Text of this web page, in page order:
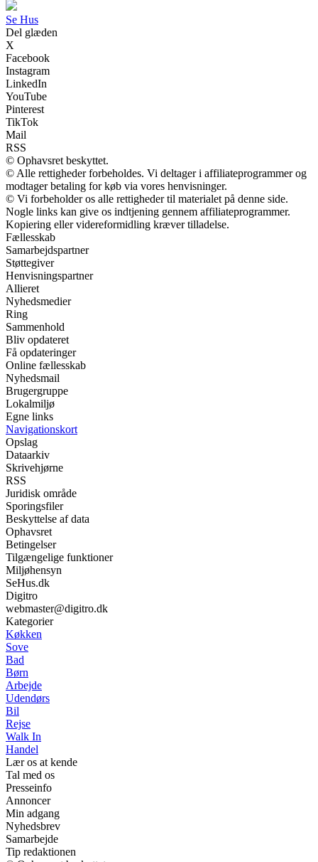
Se Hus
Del glæden
X
Facebook
Instagram
LinkedIn
YouTube
Pinterest
TikTok
Mail
RSS
© Ophavsret beskyttet.
© Alle rettigheder forbeholdes. Vi deltager i affiliateprogrammer og
modtager betaling for køb via vores henvisninger.
© Vi forbeholder os alle rettigheder til materialet på denne side.
Nogle links kan give os indtjening gennem affiliateprogrammer.
Kopiering eller videreformidling kræver tilladelse.
Fællesskab
Samarbejdspartner
Støttegiver
Henvisningspartner
Allieret
Nyhedsmedier
Ring
Sammenhold
Bliv opdateret
Få opdateringer
Online fællesskab
Nyhedsmail
Brugergruppe
Lokalmiljø
Egne links
Navigationskort
Opslag
Dataarkiv
Skrivehjørne
RSS
Juridisk område
Sporingsfiler
Beskyttelse af data
Ophavsret
Betingelser
Tilgængelige funktioner
Miljøhensyn
SeHus.dk
Digitro
webmaster@digitro.dk
Kategorier
Køkken
Sove
Bad
Børn
Arbejde
Udendørs
Bil
Rejse
Walk In
Handel
Lær os at kende
Tal med os
Presseinfo
Annoncer
Min adgang
Nyhedsbrev
Samarbejde
Tip redaktionen